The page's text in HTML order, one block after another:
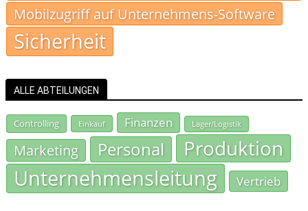
Mobilzugriff auf Unternehmens-Software
Sicherheit
ALLE ABTEILUNGEN
Controlling Einkauf Finanzen Lager/Logistik
Marketing Personal Produktion
Unternehmensleitung Vertrieb